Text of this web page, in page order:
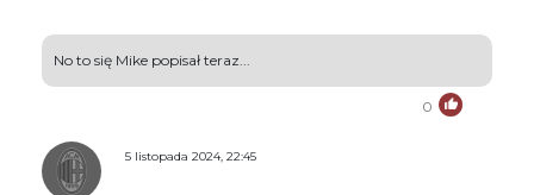
No to się Mike popisał teraz...
0
5 listopada 2024, 22:45